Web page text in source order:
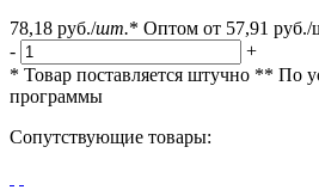
78,18 руб./шт.* Оптом от 57,91 руб./
-
+
* Товар поставляется штучно ** По
программы
Сопутствующие товары: